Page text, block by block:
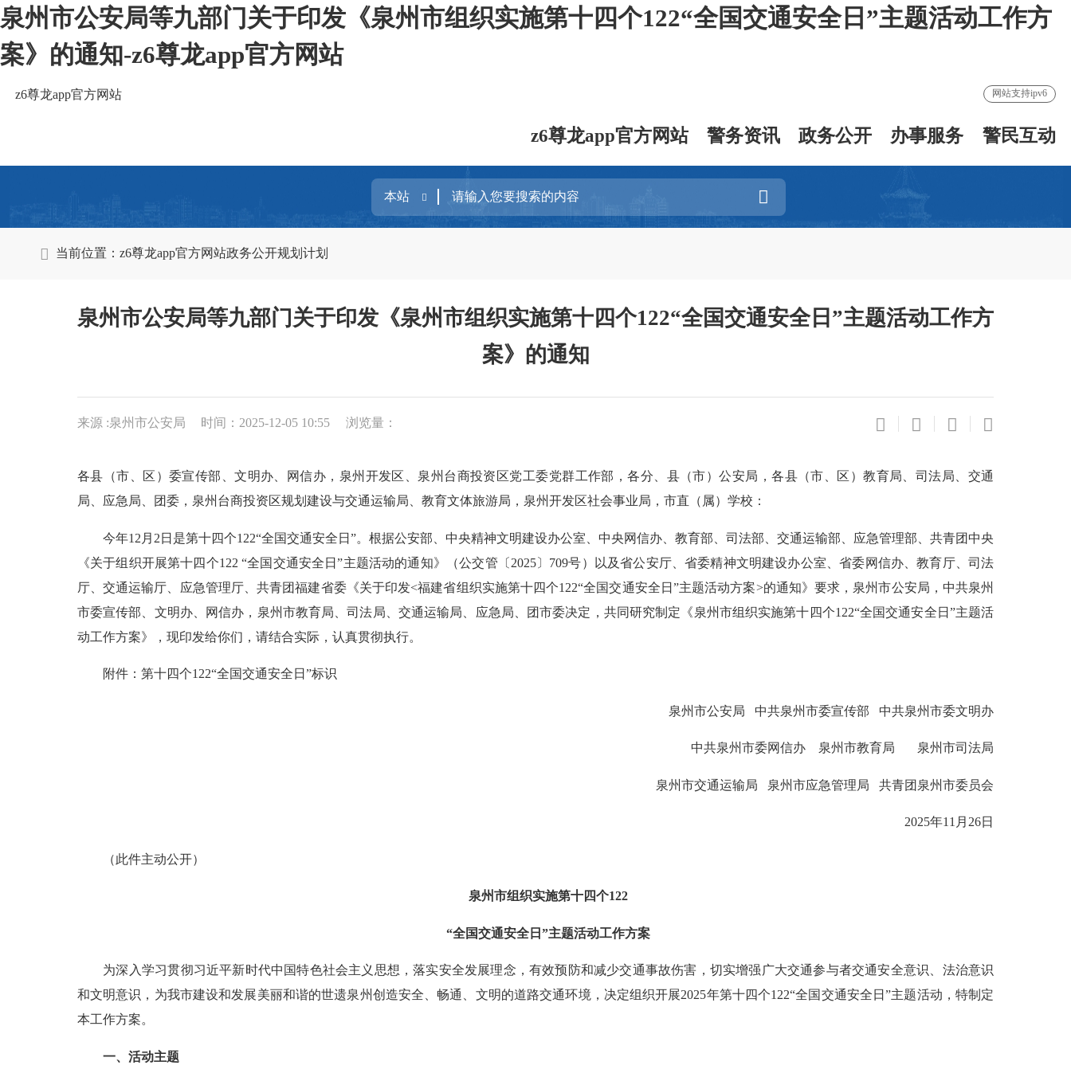
泉州市公安局等九部门关于印发《泉州市组织实施第十四个122“全国交通安全日”主题活动工作方
案》的通知-z6尊龙app官方网站
z6尊龙app官方网站 网站支持ipv6
z6尊龙app官方网站 警务资讯 政务公开 办事服务 警民互动
当前位置：z6尊龙app官方网站政务公开规划计划
泉州市公安局等九部门关于印发《泉州市组织实施第十四个122“全国交通安全日”主题活动工作方
案》的通知
来源 :泉州市公安局 时间：2025-12-05 10:55 浏览量：
各县（市、区）委宣传部、文明办、网信办，泉州开发区、泉州台商投资区党工委党群工作部，各分、县（市）公安局，各县（市、区）教育局、司法局、交通
局、应急局、团委，泉州台商投资区规划建设与交通运输局、教育文体旅游局，泉州开发区社会事业局，市直（属）学校：
今年12月2日是第十四个122“全国交通安全日”。根据公安部、中央精神文明建设办公室、中央网信办、教育部、司法部、交通运输部、应急管理部、共青团中央
《关于组织开展第十四个122 “全国交通安全日”主题活动的通知》（公交管〔2025〕709号）以及省公安厅、省委精神文明建设办公室、省委网信办、教育厅、司法
厅、交通运输厅、应急管理厅、共青团福建省委《关于印发<福建省组织实施第十四个122“全国交通安全日”主题活动方案>的通知》要求，泉州市公安局，中共泉州
市委宣传部、文明办、网信办，泉州市教育局、司法局、交通运输局、应急局、团市委决定，共同研究制定《泉州市组织实施第十四个122“全国交通安全日”主题活
动工作方案》，现印发给你们，请结合实际，认真贯彻执行。
附件：第十四个122“全国交通安全日”标识
泉州市公安局 中共泉州市委宣传部 中共泉州市委文明办
中共泉州市委网信办 泉州市教育局 泉州市司法局
泉州市交通运输局 泉州市应急管理局 共青团泉州市委员会
2025年11月26日
（此件主动公开）
泉州市组织实施第十四个122
“全国交通安全日”主题活动工作方案
为深入学习贯彻习近平新时代中国特色社会主义思想，落实安全发展理念，有效预防和减少交通事故伤害，切实增强广大交通参与者交通安全意识、法治意识
和文明意识，为我市建设和发展美丽和谐的世遗泉州创造安全、畅通、文明的道路交通环境，决定组织开展2025年第十四个122“全国交通安全日”主题活动，特制定
本工作方案。
一、活动主题